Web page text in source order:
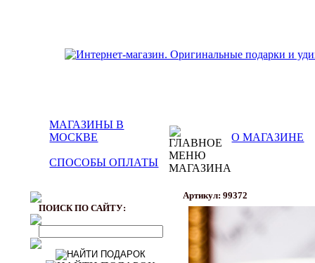
МАГАЗИНЫ В
МОСКВЕ
О МАГАЗИНЕ
СПОСОБЫ ОПЛАТЫ
ПОИСК ПО САЙТУ:
Артикул: 99372